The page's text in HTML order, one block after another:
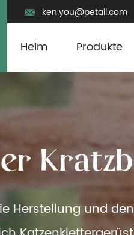
ken.you@petail.com
Heim Produkte
er Kratzb
Herstellung und